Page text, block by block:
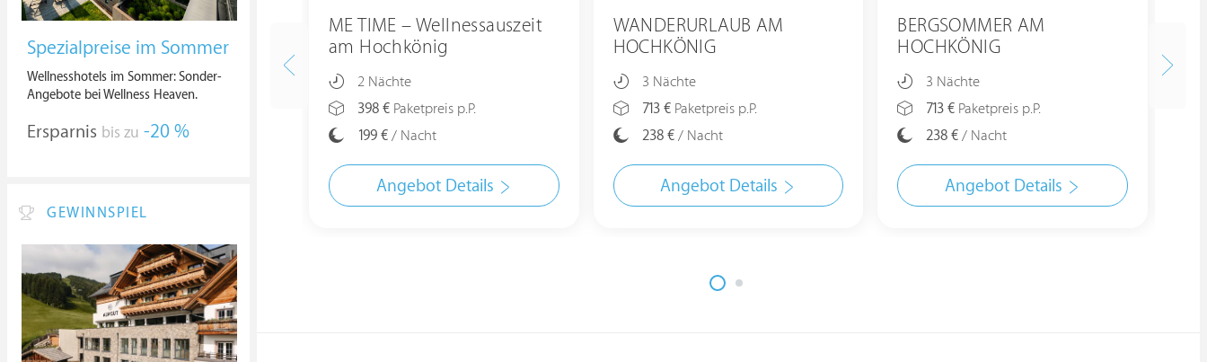
ME TIME – Wellnessauszeit
am Hochkönig
2 Nächte
398 € Paketpreis p.P.
199 € / Nacht
Angebot Details
WANDERURLAUB AM
HOCHKÖNIG
3 Nächte
713 €Paketpreis p.P.
238 €/ Nacht
Angebot Details
BERGSOMMER AM
HOCHKÖNIG
3 Nächte
713 € Paketpreis p.P.
238 € / Nacht
Angebot Details
Spezialpreise im Sommer
Wellnesshotels im Sommer: Sonder-
Angebote bei Wellness Heaven.
Ersparnis bis zu -20 %
GEWINNSPIEL